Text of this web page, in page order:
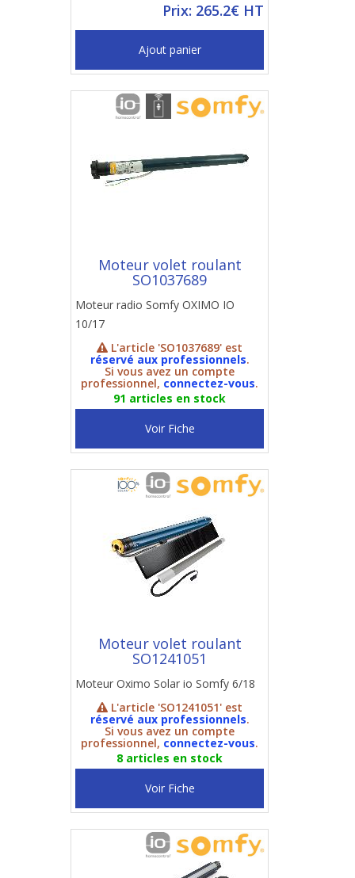
Prix: 265.2€ HT
Ajout panier
Moteur volet roulant
SO1037689
Moteur radio Somfy OXIMO IO
10/17
L'article 'SO1037689' est
réservé aux professionnels.
Si vous avez un compte
professionnel, connectez-vous.
91 articles en stock
Voir Fiche
Moteur volet roulant
SO1241051
Moteur Oximo Solar io Somfy 6/18
L'article 'SO1241051' est
réservé aux professionnels.
Si vous avez un compte
professionnel, connectez-vous.
8 articles en stock
Voir Fiche